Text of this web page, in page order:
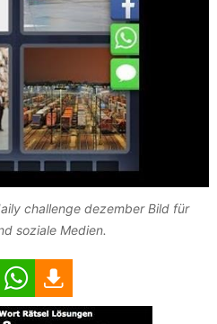
challenge dezember Bild für
soziale Medien.